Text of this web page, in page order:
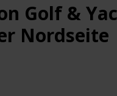
Golf &
Nordseite